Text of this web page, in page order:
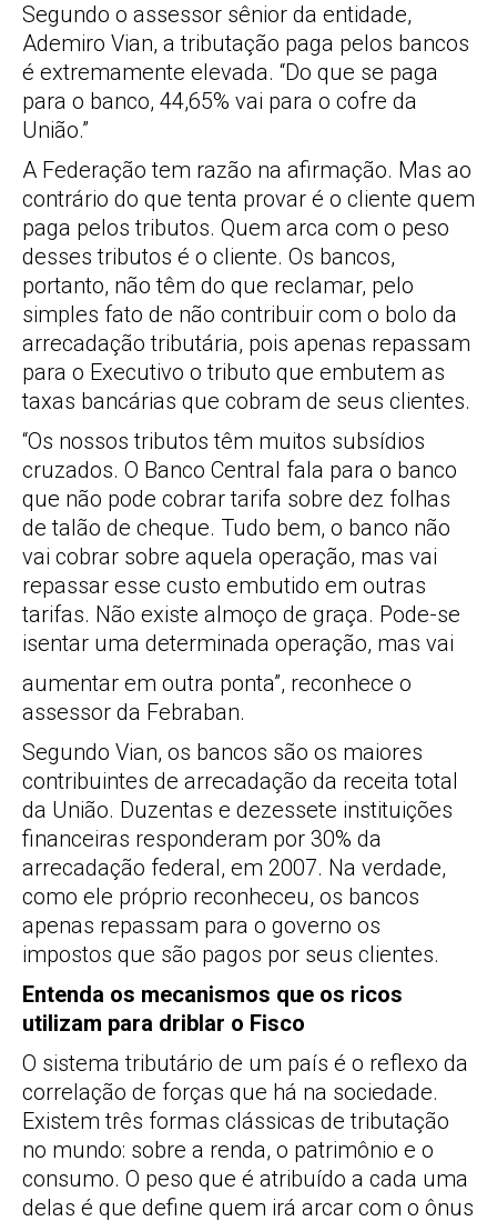
Segundo o assessor sênior da entidade,
Ademiro Vian, a tributação paga pelos bancos
é extremamente elevada. “Do que se paga
para o banco, 44,65% vai para o cofre da
União.”
A Federação tem razão na afirmação. Mas ao
contrário do que tenta provar é o cliente quem
paga pelos tributos. Quem arca com o peso
desses tributos é o cliente. Os bancos,
portanto, não têm do que reclamar, pelo
simples fato de não contribuir com o bolo da
arrecadação tributária, pois apenas repassam
para o Executivo o tributo que embutem as
taxas bancárias que cobram de seus clientes.
“Os nossos tributos têm muitos subsídios
cruzados. O Banco Central fala para o banco
que não pode cobrar tarifa sobre dez folhas
de talão de cheque. Tudo bem, o banco não
vai cobrar sobre aquela operação, mas vai
repassar esse custo embutido em outras
tarifas. Não existe almoço de graça. Pode-se
isentar uma determinada operação, mas vai
aumentar em outra ponta”, reconhece o
assessor da Febraban.
Segundo Vian, os bancos são os maiores
contribuintes de arrecadação da receita total
da União. Duzentas e dezessete instituições
financeiras responderam por 30% da
arrecadação federal, em 2007. Na verdade,
como ele próprio reconheceu, os bancos
apenas repassam para o governo os
impostos que são pagos por seus clientes.
Entenda os mecanismos que os ricos
utilizam para driblar o Fisco
O sistema tributário de um país é o reflexo da
correlação de forças que há na sociedade.
Existem três formas clássicas de tributação
no mundo: sobre a renda, o patrimônio e o
consumo. O peso que é atribuído a cada uma
delas é que define quem irá arcar com o ônus